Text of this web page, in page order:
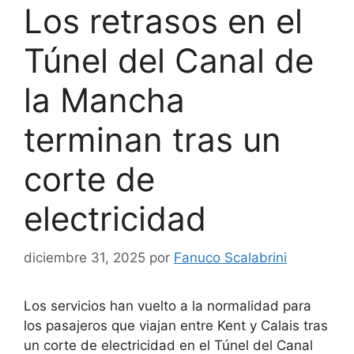
Los retrasos en el
Túnel del Canal de
la Mancha
terminan tras un
corte de
electricidad
diciembre 31, 2025 por Fanuco Scalabrini
Los servicios han vuelto a la normalidad para
los pasajeros que viajan entre Kent y Calais tras
un corte de electricidad en el Túnel del Canal